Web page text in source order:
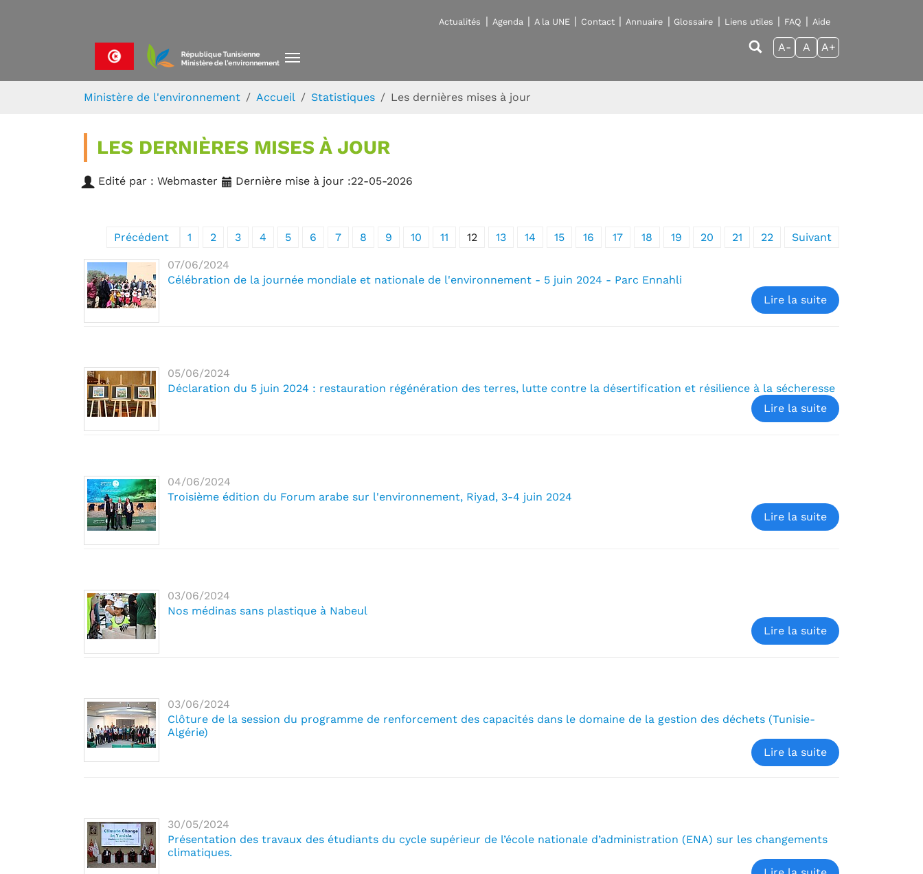
Actualités Agenda A la UNE Contact Annuaire Glossaire Liens utiles FAQ Aide
A- A A+
Ministère de l'environnement Accueil Statistiques Les dernières mises à jour
LES DERNIÈRES MISES À JOUR
Edité par : Webmaster Dernière mise à jour :22-05-2026
Précédent 1 2 3 4 5 6 7 8 9 10 11 12 13 14 15 16 17 18 19 20 21 22 Suivant
07/06/2024
Célébration de la journée mondiale et nationale de l'environnement - 5 juin 2024 - Parc Ennahli
Lire la suite
05/06/2024
Déclaration du 5 juin 2024 : restauration régénération des terres, lutte contre la désertification et résilience à la sécheresse
Lire la suite
04/06/2024
Troisième édition du Forum arabe sur l'environnement, Riyad, 3-4 juin 2024
Lire la suite
03/06/2024
Nos médinas sans plastique à Nabeul
Lire la suite
03/06/2024
Clôture de la session du programme de renforcement des capacités dans le domaine de la gestion des déchets (Tunisie-
Algérie)
Lire la suite
30/05/2024
Présentation des travaux des étudiants du cycle supérieur de l’école nationale d’administration (ENA) sur les changements
climatiques.